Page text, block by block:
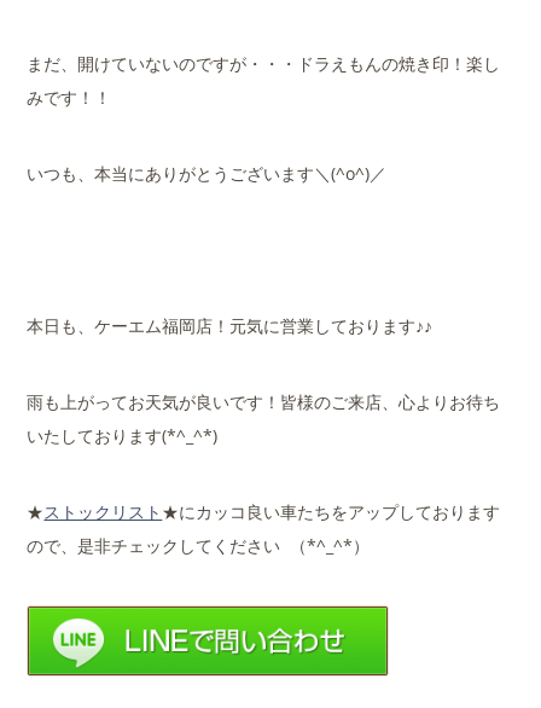
まだ、開けていないのですが・・・ドラえもんの焼き印！楽し
みです！！
いつも、本当にありがとうございます＼(^o^)／
本日も、ケーエム福岡店！元気に営業しております♪♪
雨も上がってお天気が良いです！皆様のご来店、心よりお待ち
いたしております(*^_^*)
★ストックリスト ★にカッコ良い車たちをアップしております
ので、是非チェックしてください （*^_^*）